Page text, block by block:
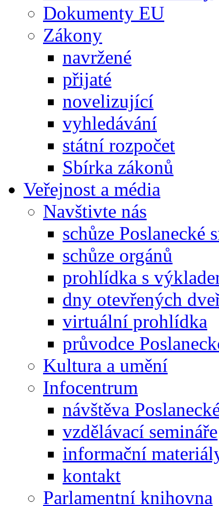
Dokumenty EU
Zákony
navržené
přijaté
novelizující
vyhledávání
státní rozpočet
Sbírka zákonů
Veřejnost a média
Navštivte nás
schůze Poslanecké
schůze orgánů
prohlídka s
dny otevřených
virtuální prohlídka
průvodce
Kultura a umění
Infocentrum
návštěva
vzdělávací semináře
informační
kontakt
Parlamentní knihovna